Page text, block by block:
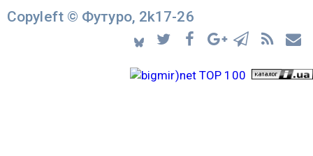
Copyleft © Футуро, 2k17-26